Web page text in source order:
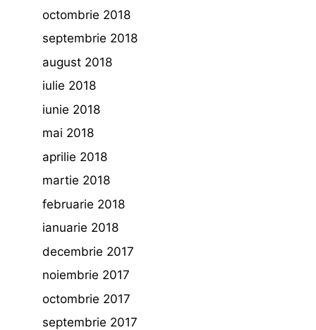
octombrie 2018
septembrie 2018
august 2018
iulie 2018
iunie 2018
mai 2018
aprilie 2018
martie 2018
februarie 2018
ianuarie 2018
decembrie 2017
noiembrie 2017
octombrie 2017
septembrie 2017